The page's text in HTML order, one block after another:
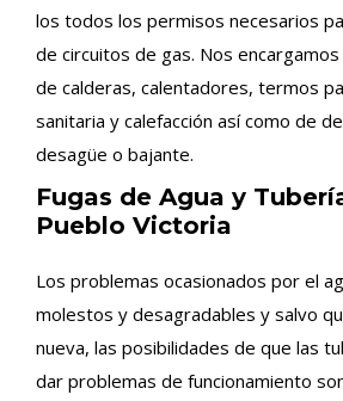
los todos los permisos necesarios
de circuitos de gas. Nos
de calderas, calentadores, termos
sanitaria y calefacción así como de
desagüe o bajante.
Fugas de Agua y
Pueblo Victoria
Los problemas ocasionados por el
molestos y desagradables y salvo
nueva, las posibilidades de que las
dar problemas de funcionamiento